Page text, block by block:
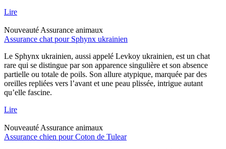
Lire
Nouveauté Assurance animaux
Assurance chat pour Sphynx ukrainien
Le Sphynx ukrainien, aussi appelé Levkoy ukrainien, est un chat
rare qui se distingue par son apparence singulière et son absence
partielle ou totale de poils. Son allure atypique, marquée par des
oreilles repliées vers l’avant et une peau plissée, intrigue autant
qu’elle fascine.
Lire
Nouveauté Assurance animaux
Assurance chien pour Coton de Tulear